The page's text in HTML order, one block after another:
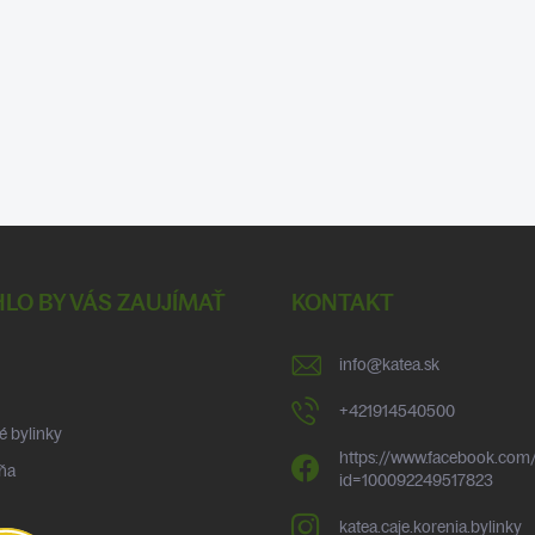
BY VÁS ZAUJÍMAŤ
bylinky
KONTAKT
info@katea.sk
+421914540500
https://
id=100092249517823
katea.caje.korenia.bylinky